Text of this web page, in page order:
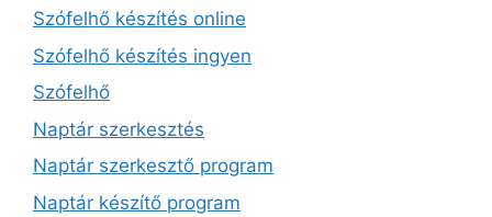
Szófelhő készítés online
Szófelhő készítés ingyen
Szófelhő
Naptár szerkesztés
Naptár szerkesztő program
Naptár készítő program